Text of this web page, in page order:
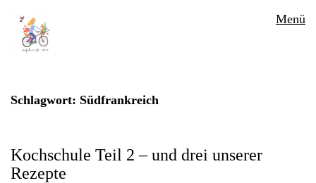
Menü
Schlagwort: Südfrankreich
Kochschule Teil 2 – und drei unserer
Rezepte